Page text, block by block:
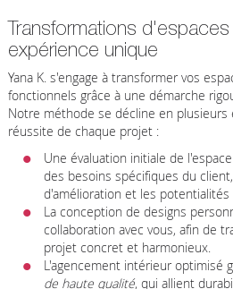
Transformations
expérience unique
Yana K. s'engage à transformer vos
fonctionnels grâce à une démarche
Notre méthode se décline en plusieurs
réussite de chaque projet :
Une évaluation initiale de
des besoins spécifiques du
d'amélioration et les potentialités
La conception de designs
collaboration avec vous, afin de
projet concret et harmonieux.
L'agencement intérieur optimisé
de haute qualité, qui allient